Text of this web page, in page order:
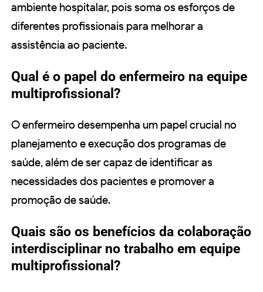
ambiente hospitalar, pois soma os esforços de
diferentes profissionais para melhorar a
assistência ao paciente.
Qual é o papel do enfermeiro na equipe
multiprofissional?
O enfermeiro desempenha um papel crucial no
planejamento e execução dos programas de
saúde, além de ser capaz de identificar as
necessidades dos pacientes e promover a
promoção de saúde.
Quais são os benefícios da colaboração
interdisciplinar no trabalho em equipe
multiprofissional?